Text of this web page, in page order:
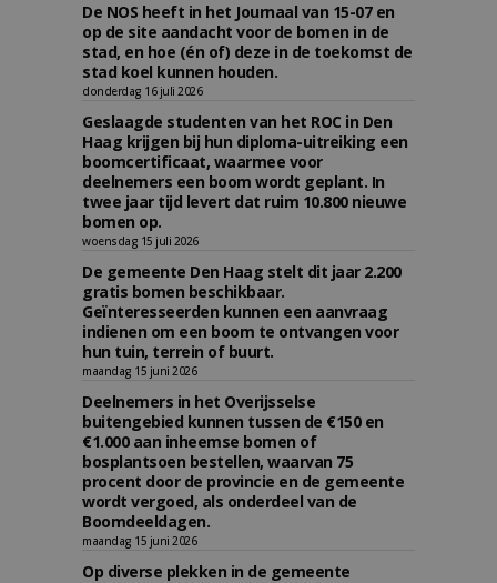
De NOS heeft in het Journaal van 15-07 en
op de site aandacht voor de bomen in de
stad, en hoe (én of) deze in de toekomst de
stad koel kunnen houden.
donderdag 16 juli 2026
Geslaagde studenten van het ROC in Den
Haag krijgen bij hun diploma-uitreiking een
boomcertificaat, waarmee voor
deelnemers een boom wordt geplant. In
twee jaar tijd levert dat ruim 10.800 nieuwe
bomen op.
woensdag 15 juli 2026
De gemeente Den Haag stelt dit jaar 2.200
gratis bomen beschikbaar.
Geïnteresseerden kunnen een aanvraag
indienen om een boom te ontvangen voor
hun tuin, terrein of buurt.
maandag 15 juni 2026
Deelnemers in het Overijsselse
buitengebied kunnen tussen de €150 en
€1.000 aan inheemse bomen of
bosplantsoen bestellen, waarvan 75
procent door de provincie en de gemeente
wordt vergoed, als onderdeel van de
Boomdeeldagen.
maandag 15 juni 2026
Op diverse plekken in de gemeente